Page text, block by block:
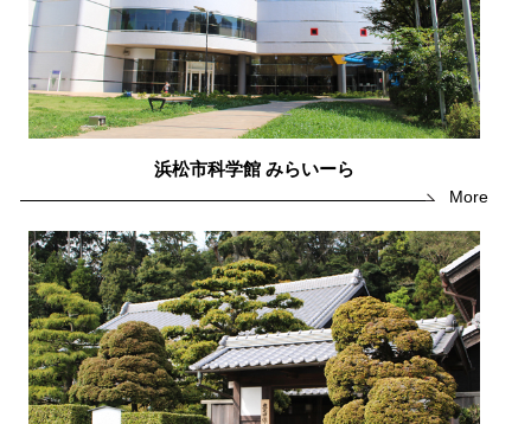
浜松市科学館 みらいーら
More